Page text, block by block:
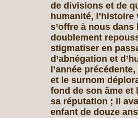
de divisions et de
humanité,
s’offre à nous
doublement
stigmatiser en
d’abnégation et
l’année
et le surnom
fond de son âme et
sa réputation ; il
enfant de douze